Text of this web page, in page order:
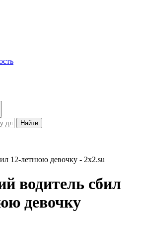
Найти
12-летнюю девочку - 2x2.su
водитель сбил
девочку